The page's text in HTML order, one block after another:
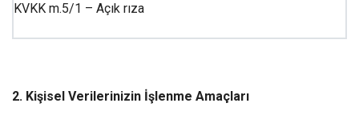
KVKK m.5/1 – Açık rıza
2. Kişisel Verilerinizin İşlenme Amaçları